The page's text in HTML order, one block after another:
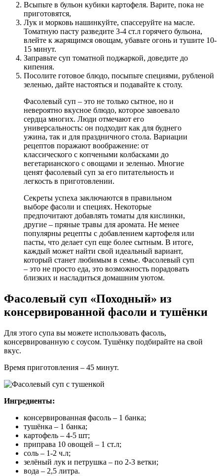
Всыпьте в бульон кубики картофеля. Варите, пока не
приготовятся,
Лук и морковь нашинкуйте, спассеруйте на масле.
Томатную пасту разведите 3-4 ст.л горячего бульона,
влейте к жарящимся овощам, убавьте огонь и тушите 10-
15 минут.
Заправьте суп томатной поджаркой, доведите до
кипения.
Посолите готовое блюдо, посыпьте специями, рубленой
зеленью, дайте настояться и подавайте к столу.
Фасолевый суп – это не только сытное, но и
невероятно вкусное блюдо, которое завоевало
сердца многих. Люди отмечают его
универсальность: он подходит как для буднего
ужина, так и для праздничного стола. Вариации
рецептов поражают воображение: от
классического с копчеными колбасками до
вегетарианского с овощами и зеленью. Многие
ценят фасолевый суп за его питательность и
легкость в приготовлении.
Секреты успеха заключаются в правильном
выборе фасоли и специях. Некоторые
предпочитают добавлять томаты для кислинки,
другие – пряные травы для аромата. Не менее
популярны рецепты с добавлением картофеля или
пасты, что делает суп еще более сытным. В итоге,
каждый может найти свой идеальный вариант,
который станет любимым в семье. Фасолевый суп
– это не просто еда, это возможность порадовать
близких и насладиться домашним уютом.
Фасолевый суп «Походный» из
консервированной фасоли и тушёнки
Для этого супа вы можете использовать фасоль,
консервированную с соусом. Тушёнку подбирайте на свой
вкус.
Время приготовления – 45 минут.
Ингредиенты:
консервированная фасоль – 1 банка;
тушёнка – 1 банка;
картофель – 4-5 шт;
приправа 10 овощей – 1 ст.л;
соль – 1-2 ч.л;
зелёный лук и петрушка – по 2-3 ветки;
вода – 2,5 литра.